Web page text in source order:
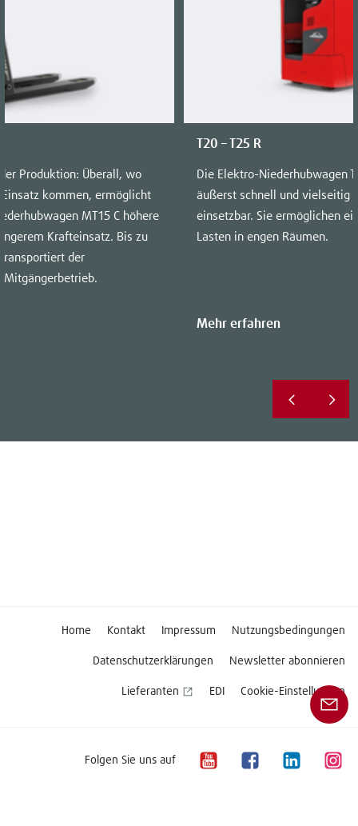
Produktion: Überall, wo
kommen, ermöglicht
MT15 C höhere
Krafteinsatz. Bis zu
der
Mitgängerbetrieb.
T20 – T25 R
Die Elektro-Niederhubwagen
äußerst schnell und vielseitig
einsetzbar. Sie ermöglichen
Lasten in engen Räumen.
Mehr erfahren
Home Kontakt Impressum Nutzungsbedingungen
Datenschutzerklärungen Newsletter abonnieren
Lieferanten EDI Cookie-Einstellungen
Folgen Sie uns auf